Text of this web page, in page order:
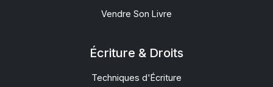
Vendre Son Livre
Écriture & Droits
Techniques d'Écriture